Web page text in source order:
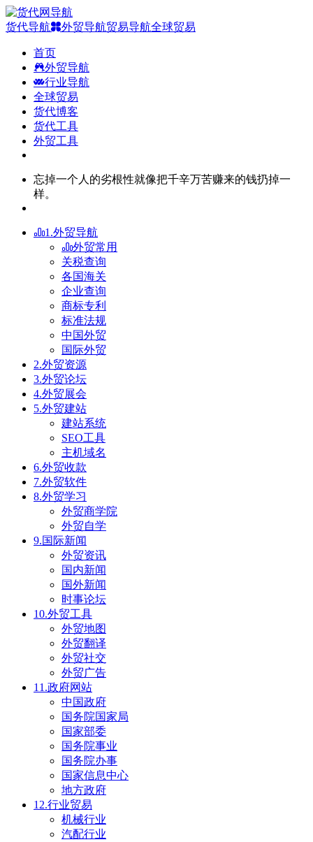
货代导航 外贸导航贸易导航全球贸易
首页
外贸导航
行业导航
全球贸易
货代博客
货代工具
外贸工具
忘掉一个人的劣根性就像把千辛万苦赚来的钱扔掉一
样。
1.外贸导航
外贸常用
关税查询
各国海关
企业查询
商标专利
标准法规
中国外贸
国际外贸
2.外贸资源
3.外贸论坛
4.外贸展会
5.外贸建站
建站系统
SEO工具
主机域名
6.外贸收款
7.外贸软件
8.外贸学习
外贸商学院
外贸自学
9.国际新闻
外贸资讯
国内新闻
国外新闻
时事论坛
10.外贸工具
外贸地图
外贸翻译
外贸社交
外贸广告
11.政府网站
中国政府
国务院国家局
国家部委
国务院事业
国务院办事
国家信息中心
地方政府
12.行业贸易
机械行业
汽配行业